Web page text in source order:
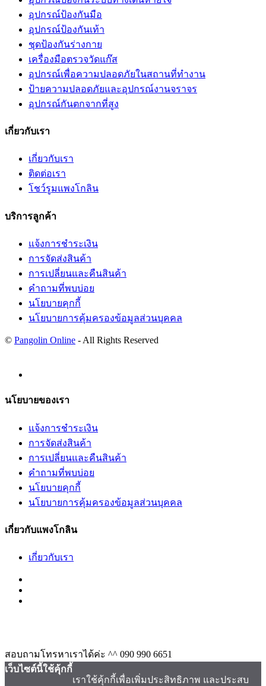
อุปกรณ์ป้องกันมือ
อุปกรณ์ป้องกันเท้า
ชุดป้องกันร่างกาย
เครื่องมือตรวจวัดแก๊ส
อุปกรณ์เพื่อความปลอดภัยในสถานที่ทำงาน
ป้ายความปลอดภัยและอุปกรณ์งานจราจร
อุปกรณ์กันตกจากที่สูง
เกี่ยวกับเรา
เกี่ยวกับเรา
ติดต่อเรา
โชว์รูมแพงโกลิน
บริการลูกค้า
แจ้งการชำระเงิน
การจัดส่งสินค้า
การเปลี่ยนและคืนสินค้า
คำถามที่พบบ่อย
นโยบายคุกกี้
นโยบายการคุ้มครองข้อมูลส่วนบุคคล
© Pangolin Online - All Rights Reserved
นโยบายของเรา
แจ้งการชำระเงิน
การจัดส่งสินค้า
การเปลี่ยนและคืนสินค้า
คำถามที่พบบ่อย
นโยบายคุกกี้
นโยบายการคุ้มครองข้อมูลส่วนบุคคล
เกี่ยวกับแพงโกลิน
เกี่ยวกับเรา
สอบถามโทรหาเราได้ค่ะ ^^ 090 990 6651
เว็บไซต์นี้ใช้คุ้กกี้
เราใช้คุ้กกี้เพื่อเพิ่มประสิทธิภาพ และประสบ